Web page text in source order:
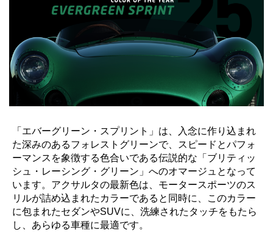
「エバーグリーン・スプリント」は、入念に作り込まれ
た深みのあるフォレストグリーンで、スピードとパフォ
ーマンスを象徴する色合いである伝説的な「ブリティッ
シュ・レーシング・グリーン」へのオマージュとなって
います。アクサルタの最新色は、モータースポーツのス
リルが詰め込まれたカラーであると同時に、このカラー
に包まれたセダンやSUVに、洗練されたタッチをもたら
し、あらゆる車種に最適です。